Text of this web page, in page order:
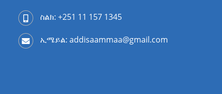
ስልክ: +251 11 157 1345
ኢሜይል: addisaammaa@gmail.com